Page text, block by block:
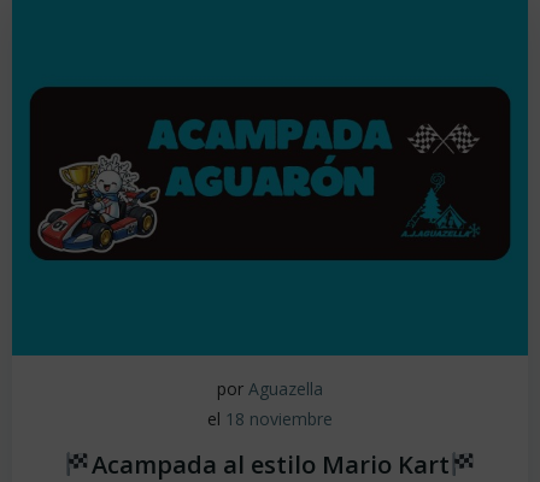
por Aguazella
el 18 noviembre
Acampada al estilo Mario Kart